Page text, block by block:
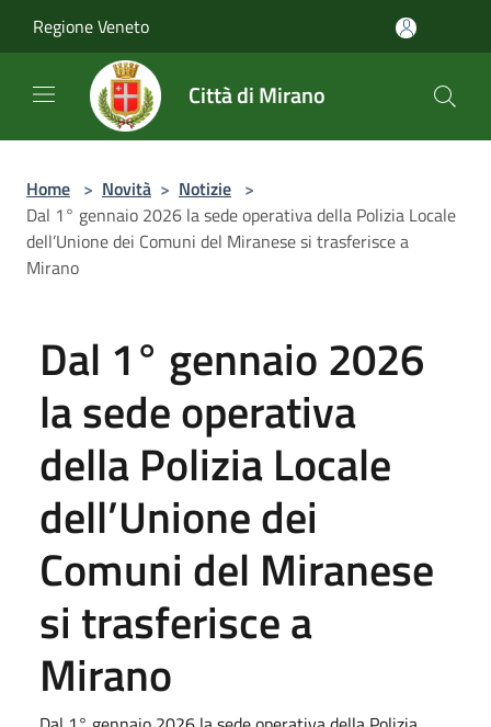
Regione Veneto
Città di Mirano
Home > Novità > Notizie >
Dal 1° gennaio 2026 la sede operativa della Polizia Locale
dell’Unione dei Comuni del Miranese si trasferisce a
Mirano
Dal 1° gennaio 2026
la sede operativa
della Polizia Locale
dell’Unione dei
Comuni del Miranese
si trasferisce a
Mirano